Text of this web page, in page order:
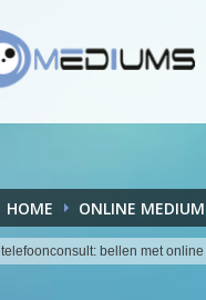
HOME ONLINE
telefoonconsult: bellen met